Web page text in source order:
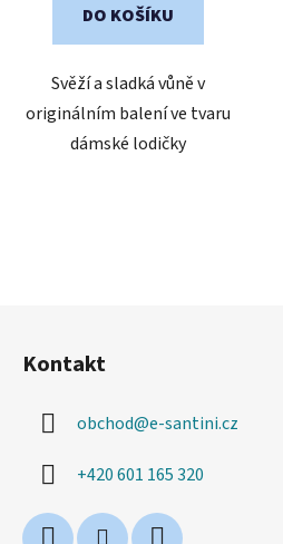
5
hvězdiček.
DO KOŠÍKU
Svěží a sladká vůně v
originálním balení ve tvaru
dámské lodičky
Kontakt
obchod@e-santini.cz
+420 601 165 320